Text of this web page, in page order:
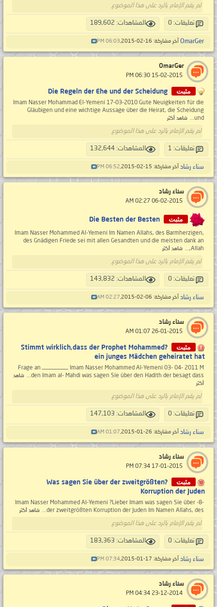
لم يقم الإمام بالرد على هذا الموضوع
تعليقات: 0 المشاهدات: 189,602
OmarGer آخر مشاركة: 16-02-2015, 06:03 PM
OmarGer
مثبت Die Regeln der Ehe und der Scheidung
Imam Nasser Mohammad El-Yemeni 17-03-2010 Gute Neuigkeiten für die
Gläubigen und eine wichtige Aussage über die Heirat, die Scheidung
und...
شاهد أكثر
لم يقم الإمام بالرد على هذا الموضوع
تعليقات: 1 المشاهدات: 132,644
سناء رشاد آخر مشاركة: 15-02-2015, 06:52 PM
سناء رشاد
مثبت Die Besten der Besten
Imam Nasser Mohammed Al-Yemeni Im Namen Allahs, des Barmherzigen,
des Gnädigen Friede sei mit allen Gesandten und die meisten dank an
Allah,...
شاهد أكثر
لم يقم الإمام بالرد على هذا الموضوع
تعليقات: 0 المشاهدات: 143,832
سناء رشاد آخر مشاركة: 06-02-2015, 02:27 AM
سناء رشاد
مثبت
?Stimmt wirklich,dass der Prophet Mohammed
ein junges Mädchen geheiratet hat
Imam Nasser Mohammed Al-Yemeni 03- 04- 2011 M ــــــــــــــــــ Frage an
den Imam al- Mahdi was sagen Sie über den Hadith der besagt dass...
شاهد
أكثر
لم يقم الإمام بالرد على هذا الموضوع
تعليقات: 0 المشاهدات: 147,103
سناء رشاد آخر مشاركة: 26-01-2015, 01:07 AM
سناء رشاد
مثبت
?Was sagen Sie über der zweitgrößten
Korruption der Juden
-8- Imam Nasser Mohammed Al-Yemeni ?Lieber Imam was sagen Sie über
der zweitgrößten Korruption der Juden Im Namen Allahs, des...
شاهد أكثر
لم يقم الإمام بالرد على هذا الموضوع
تعليقات: 0 المشاهدات: 183,363
سناء رشاد آخر مشاركة: 17-01-2015, 07:34 PM
سناء رشاد